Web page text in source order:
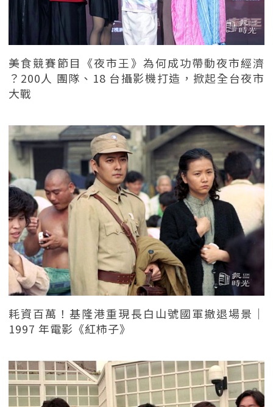
美食競賽節目《夜市王》為何成功帶動夜市經濟
？200人 團隊、18 台攝影機打造，掀起全台夜市
大戰
耗資百萬！基隆港重現長白山號國軍撤退場景｜
1997 年電影《紅柿子》